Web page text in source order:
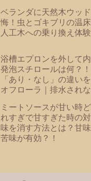
ベランダに天然木ウッ
悔！虫とゴキブリの温
人工木への乗り換え体験
浴槽エプロンを外して
発泡スチロールは何？
「あり・なし」の違い
オフローラ｜排水され
ミートソースが甘い時
れすぎで甘すぎた時の
味を消す方法とは？甘
苦味が有効？！